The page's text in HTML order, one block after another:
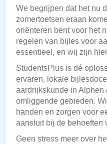
We begrijpen dat het nu
zomertoetsen eraan
oriënteren bent voor het
regelen van bijles voor
essentieel, en wij zijn
StudentsPlus is dé
ervaren, lokale
aardrijkskunde in Alphen
omliggende gebieden.
handen en zorgen voor
aansluit bij de behoeften
Geen stress meer over